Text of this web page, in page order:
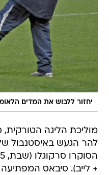
יחזור ללבוש את המדים
מוליכת הליגה
להר הגעש באיסטנבול